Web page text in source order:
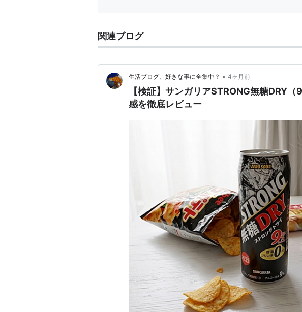
関連ブログ
生活ブログ、好きな事に全集中？ • 4ヶ月前
【検証】サンガリアSTRONG無糖DRY
感を徹底レビュー